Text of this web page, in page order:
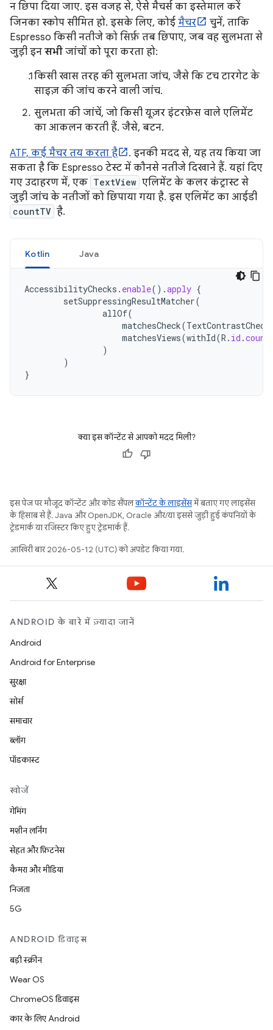
न छिपा दिया जाए. इस वजह से, ऐसे मैचर्स का इस्तेमाल करें
जिनका स्कोप सीमित हो. इसके लिए, कोई मैचर
चुनें, ताकि
Espresso किसी नतीजे को सिर्फ़ तब छिपाए, जब वह सुलभता से
जुड़ी इन सभी जांचों को पूरा करता हो:
किसी खास तरह की सुलभता जांच, जैसे कि टच टारगेट के
साइज़ की जांच करने वाली जांच.
सुलभता की जांचें, जो किसी यूज़र इंटरफ़ेस वाले एलिमेंट
का आकलन करती हैं. जैसे, बटन.
ATF, कई मैचर तय करता है
. इनकी मदद से, यह तय किया जा
सकता है कि Espresso टेस्ट में कौनसे नतीजे दिखाने हैं. यहां दिए
गए उदाहरण में, एक TextView एलिमेंट के कलर कंट्रास्ट से
जुड़ी जांच के नतीजों को छिपाया गया है. इस एलिमेंट का आईडी
countTV है.
Kotlin Java
AccessibilityChecks . enable().apply {
setSuppressingResultMatcher(
allOf(
matchesCheck(TextContrastCheck
matchesViews(withId(R . id .
)
)
}
क्या इस कॉन्टेंट से आपको मदद मिली?
इस पेज पर मौजूद कॉन्टेंट और कोड सैंपलकॉन्टेंट के लाइसेंसमें बताए गए लाइसेंस
के हिसाब से हैं. Java और OpenJDK, Oracle और/या इससे जुड़ी हुई कंपनियों के
ट्रेडमार्क या रजिस्टर किए हुए ट्रेडमार्क हैं.
आखिरी बार 2026-05-12 (UTC) को अपडेट किया गया.
ANDROID के बारे में ज़्यादा जानें
Android
Android for Enterprise
सुरक्षा
सोर्स
समाचार
ब्लॉग
पॉडकास्ट
खोजें
गेमिंग
मशीन लर्निंग
सेहत और फ़िटनेस
कैमरा और मीडिया
निजता
5G
ANDROID डिवाइस
बड़ी स्क्रीन
Wear OS
ChromeOS डिवाइस
कार के लिए Android